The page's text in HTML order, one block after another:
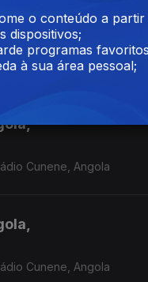
- Cairo,
Rádio Cairo Internacional
Cunene, Angola
Cunene, Angola
o conteúdo a
dispositivos;
programas
à sua área pessoal;